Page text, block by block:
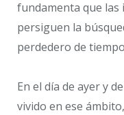
fundamenta que las
persiguen la
perdedero de
En el día de ayer y
vivido en ese